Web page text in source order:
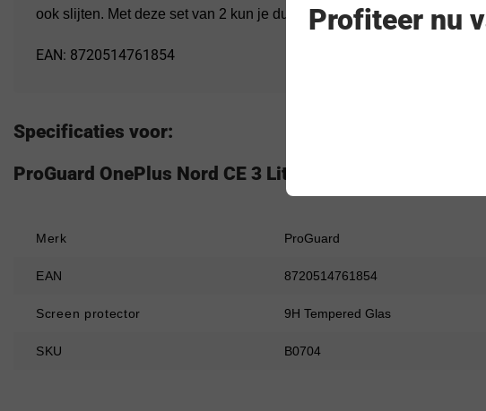
ook slijten. Met deze set van 2 kun je dus voorlopig voorruit en ben je
EAN: 8720514761854
Specificaties voor:
ProGuard OnePlus Nord CE 3 Lite 2.5D Tempered Glas
Merk ProGuard
EAN 8720514761854
Screen protector 9H Tempered Glas
SKU B0704
Profiteer nu